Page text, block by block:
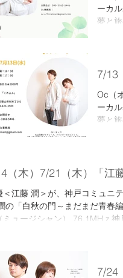
ーカ
夢と
7/13
Oc（
ーカ
夢と
（木）7/21（木）「江
＜江藤 潤＞が、神戸コミュニ
の「白秋の門～まだまだ青春
ミュージシャン） 76,1MHｚ神
7/24